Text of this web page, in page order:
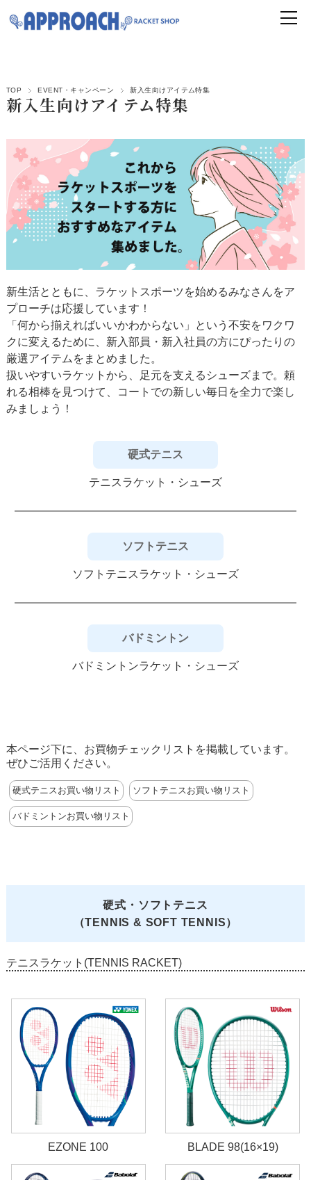
TOP EVENT・キャンペーン 新入生向けアイテム特集
新入生向けアイテム特集
新生活とともに、ラケットスポーツを始めるみなさんをア
プローチは応援しています！
「何から揃えればいいかわからない」という不安をワクワ
クに変えるために、新入部員・新入社員の方にぴったりの
厳選アイテムをまとめました。
扱いやすいラケットから、足元を支えるシューズまで。頼
れる相棒を見つけて、コートでの新しい毎日を全力で楽し
みましょう！
硬式テニス
テニスラケット・シューズ
ソフトテニス
ソフトテニスラケット・シューズ
バドミントン
バドミントンラケット・シューズ
本ページ下に、お買物チェックリストを掲載しています。
ぜひご活用ください。
硬式テニスお買い物リスト ソフトテニスお買い物リスト
バドミントンお買い物リスト
硬式・ソフトテニス
（TENNIS & SOFT TENNIS）
テニスラケット(TENNIS RACKET)
EZONE 100 BLADE 98(16×19)